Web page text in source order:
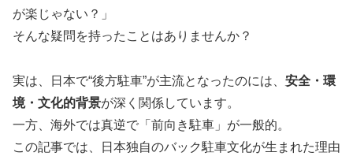
が楽じゃない？」
そんな疑問を持ったことはありませんか？
実は、日本で“後方駐車”が主流となったのには、 安全・環
境・文化的背景が深く関係しています。
一方、海外では真逆で「前向き駐車」が一般的。
この記事では、日本独自のバック駐車文化が生まれた理由